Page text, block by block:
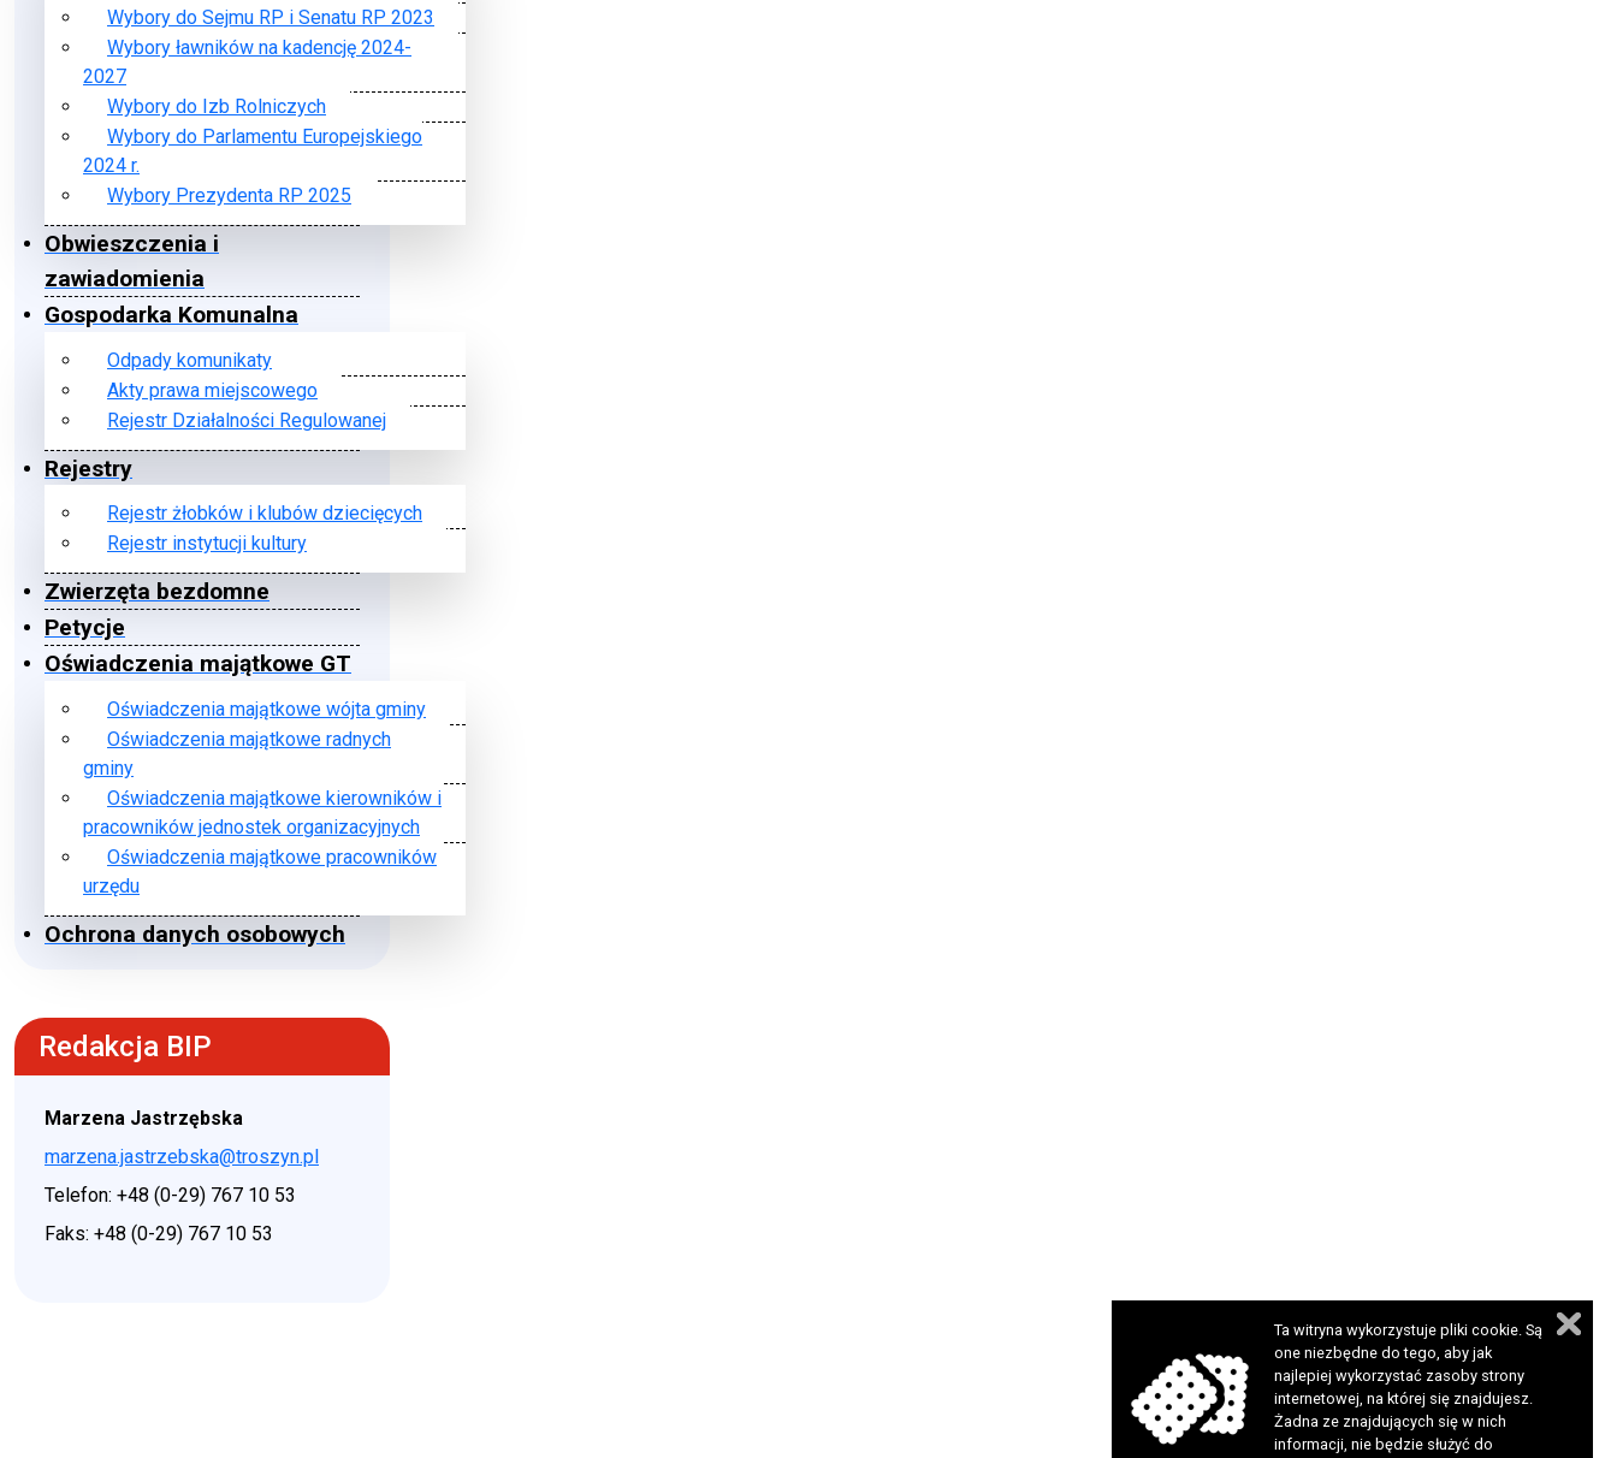
Wybory do Sejmu RP i Senatu RP 2023
Wybory ławników na kadencję 2024-
2027
Wybory do Izb Rolniczych
Wybory do Parlamentu Europejskiego
2024 r.
Wybory Prezydenta RP 2025
Obwieszczenia i
zawiadomienia
Gospodarka Komunalna
Odpady komunikaty
Akty prawa miejscowego
Rejestr Działalności Regulowanej
Rejestry
Rejestr żłobków i klubów dziecięcych
Rejestr instytucji kultury
Zwierzęta bezdomne
Petycje
Oświadczenia majątkowe GT
Oświadczenia majątkowe wójta gminy
Oświadczenia majątkowe radnych
gminy
Oświadczenia majątkowe kierowników i
pracowników jednostek organizacyjnych
Oświadczenia majątkowe pracowników
urzędu
Ochrona danych osobowych
Redakcja BIP
Marzena Jastrzębska
marzena.jastrzebska@troszyn.pl
Telefon: +48 (0-29) 767 10 53
Faks: +48 (0-29) 767 10 53
Ta witryna wykorzystuje pliki cookie. Są
one niezbędne do tego, aby jak
najlepiej wykorzystać zasoby strony
internetowej, na której się znajdujesz.
Żadna ze znajdujących się w nich
informacji, nie będzie służyć do